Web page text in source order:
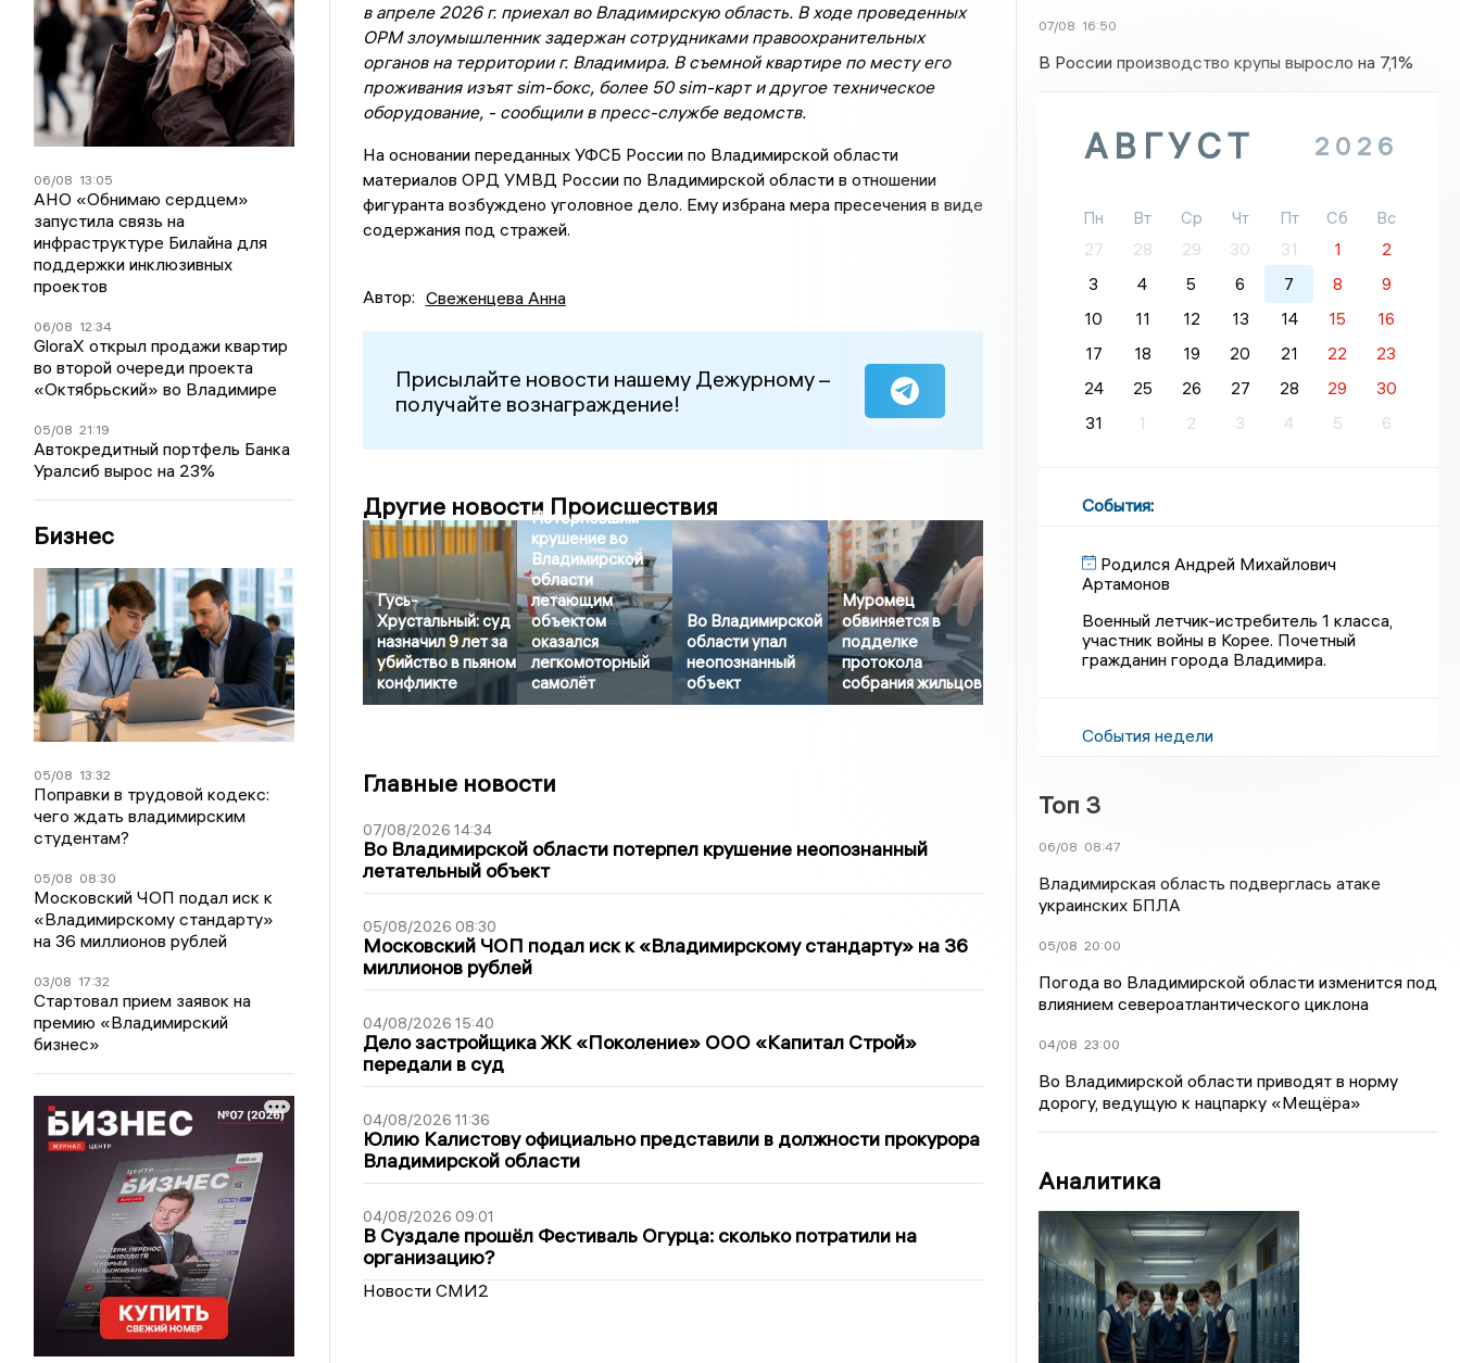
06/08 13:05
АНО «Обнимаю сердцем»
запустила связь на
инфраструктуре Билайна для
поддержки инклюзивных
проектов
06/08 12:34
GloraX открыл продажи квартир
во второй очереди проекта
«Октябрьский» во Владимире
05/08 21:19
Автокредитный портфель Банка
Уралсиб вырос на 23%
Бизнес
05/08 13:32
Поправки в трудовой кодекс:
чего ждать владимирским
студентам?
05/08 08:30
Московский ЧОП подал иск к
«Владимирскому стандарту»
на 36 миллионов рублей
03/08 17:32
Стартовал прием заявок на
премию «Владимирский
бизнес»
в апреле 2026 г. приехал во Владимирскую область. В ходе проведенных
ОРМ злоумышленник задержан сотрудниками правоохранительных
органов на территории г. Владимира. В съемной квартире по месту его
проживания изъят sim-бокс, более 50 sim-карт и другое техническое
оборудование, - сообщили в пресс-службе ведомств.
На основании переданных УФСБ России по Владимирской области
материалов ОРД УМВД России по Владимирской области в отношении
фигуранта возбуждено уголовное дело. Ему избрана мера пресечения в виде
содержания под стражей.
Автор: Свеженцева Анна
Присылайте новости нашему Дежурному –
получайте вознаграждение!
Другие новости Происшествия
Гусь-
Хрустальный: суд
назначил 9 лет за
убийство в пьяном
конфликте
Потерпевшим
крушение во
Владимирской
области
летающим
объектом
оказался
легкомоторный
самолёт
Во Владимирской
области упал
неопознанный
объект
Муромец
обвиняется в
подделке
протокола
собрания жильцов
Главные новости
07/08/2026 14:34
Во Владимирской области потерпел крушение неопознанный
летательный объект
05/08/2026 08:30
Московский ЧОП подал иск к «Владимирскому стандарту» на 36
миллионов рублей
04/08/2026 15:40
Дело застройщика ЖК «Поколение» ООО «Капитал Строй»
передали в суд
04/08/2026 11:36
Юлию Калистову официально представили в должности прокурора
Владимирской области
04/08/2026 09:01
В Суздале прошёл Фестиваль Огурца: сколько потратили на
организацию?
Новости СМИ2
07/08 16:50
В России производство крупы выросло на 7,1%
АВГУСТ 2026
Пн Вт Ср Чт Пт Сб
Вс
27
28 29 30 31 1
2
3
4 5 6 7 8
9
10
11 12 13 14 15
16
17
18 19 20 21 22
23
24
25 26 27 28 29
30
31
1 2 3 4 5 6
События:
Родился Андрей Михайлович
Артамонов
Военный летчик-истребитель 1 класса,
участник войны в Корее. Почетный
гражданин города Владимира.
События недели
Топ 3
06/08 08:47
Владимирская область подверглась атаке
украинских БПЛА
05/08 20:00
Погода во Владимирской области изменится под
влиянием североатлантического циклона
04/08 23:00
Во Владимирской области приводят в норму
дорогу, ведущую к нацпарку «Мещёра»
Аналитика